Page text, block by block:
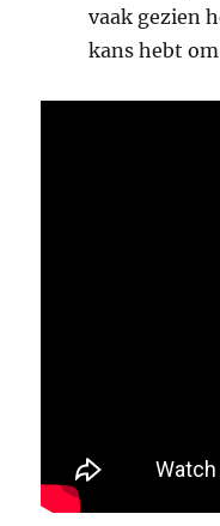
vaak gezien
kans hebt